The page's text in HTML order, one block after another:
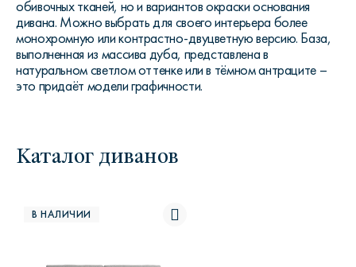
обивочных тканей, но и вариантов окраски основания
дивана. Можно выбрать для своего интерьера более
монохромную или контрастно-двуцветную версию. База,
выполненная из массива дуба, представлена в
натуральном светлом оттенке или в тёмном антраците –
это придаёт модели графичности.
Каталог диванов
В НАЛИЧИИ